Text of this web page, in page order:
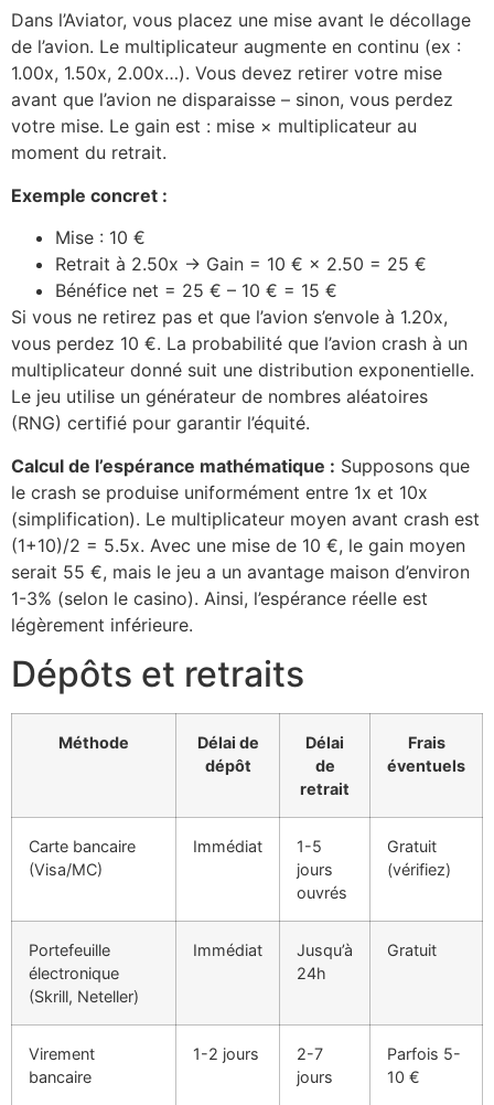
Dans l’Aviator, vous placez une mise avant le décollage
de l’avion. Le multiplicateur augmente en continu (ex :
1.00x, 1.50x, 2.00x…). Vous devez retirer votre mise
avant que l’avion ne disparaisse – sinon, vous perdez
votre mise. Le gain est : mise × multiplicateur au
moment du retrait.
Exemple concret :
Mise : 10 €
Retrait à 2.50x → Gain = 10 € × 2.50 = 25 €
Bénéfice net = 25 € – 10 € = 15 €
Si vous ne retirez pas et que l’avion s’envole à 1.20x,
vous perdez 10 €. La probabilité que l’avion crash à un
multiplicateur donné suit une distribution exponentielle.
Le jeu utilise un générateur de nombres aléatoires
(RNG) certifié pour garantir l’équité.
Calcul de l’espérance mathématique : Supposons que
le crash se produise uniformément entre 1x et 10x
(simplification). Le multiplicateur moyen avant crash est
(1+10)/2 = 5.5x. Avec une mise de 10 €, le gain moyen
serait 55 €, mais le jeu a un avantage maison d’environ
1-3% (selon le casino). Ainsi, l’espérance réelle est
légèrement inférieure.
Dépôts et retraits
Méthode
Délai de
dépôt
Délai
de
retrait
Frais
éventuels
Carte bancaire
(Visa/MC)
Immédiat
1-5
jours
ouvrés
Gratuit
(vérifiez)
Portefeuille
électronique
(Skrill, Neteller)
Immédiat
Jusqu’à
24h
Gratuit
Virement
bancaire
1-2 jours
2-7
jours
Parfois 5-
10 €